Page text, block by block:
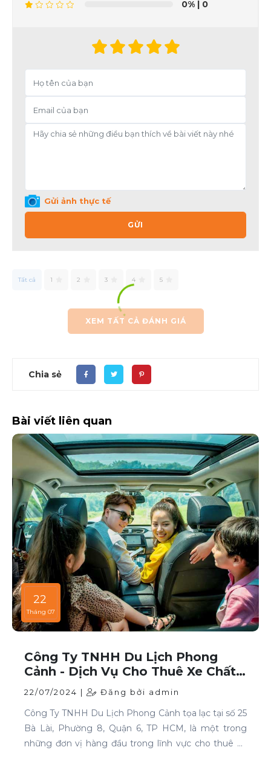
0% | 0
Gửi ảnh thực tế
GỬI
Tất cả 1 2 3 4 5
XEM TẤT CẢ ĐÁNH GIÁ
Chia sẻ
Bài viết liên quan
22
Tháng 07
Công Ty TNHH Du Lịch Phong
Cảnh - Dịch Vụ Cho Thuê Xe Chất
Lượng Cao Tại TP HCM
22/07/2024 | Đăng bởi admin
Công Ty TNHH Du Lịch Phong Cảnh tọa lạc tại số 25
Bà Lài, Phường 8, Quận 6, TP HCM, là một trong
những đơn vị hàng đầu trong lĩnh vực cho thuê xe